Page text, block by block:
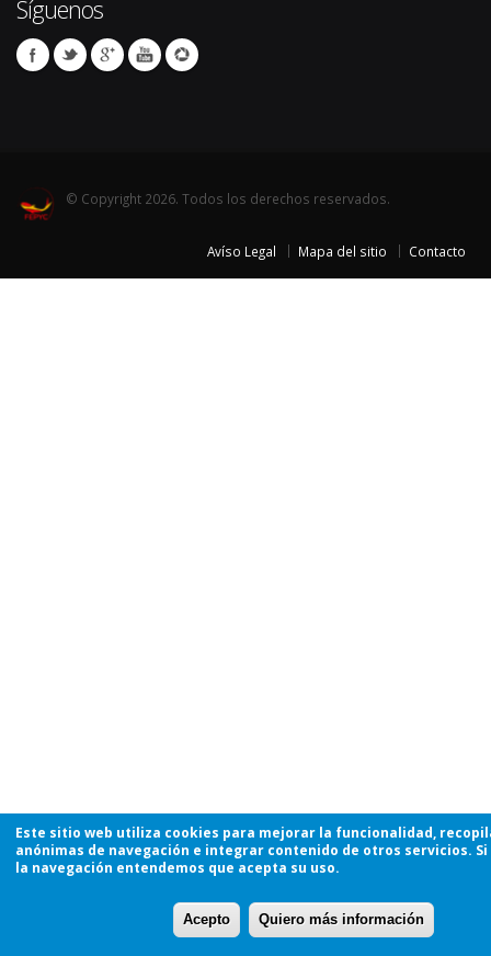
Síguenos
© Copyright 2026. Todos los derechos reservados.
Avíso Legal Mapa del sitio Contacto
Este sitio web utiliza cookies para mejorar la funcionalidad,
anónimas de navegación e integrar contenido de otros servicios.
la navegación entendemos que acepta su uso.
Acepto Quiero más información